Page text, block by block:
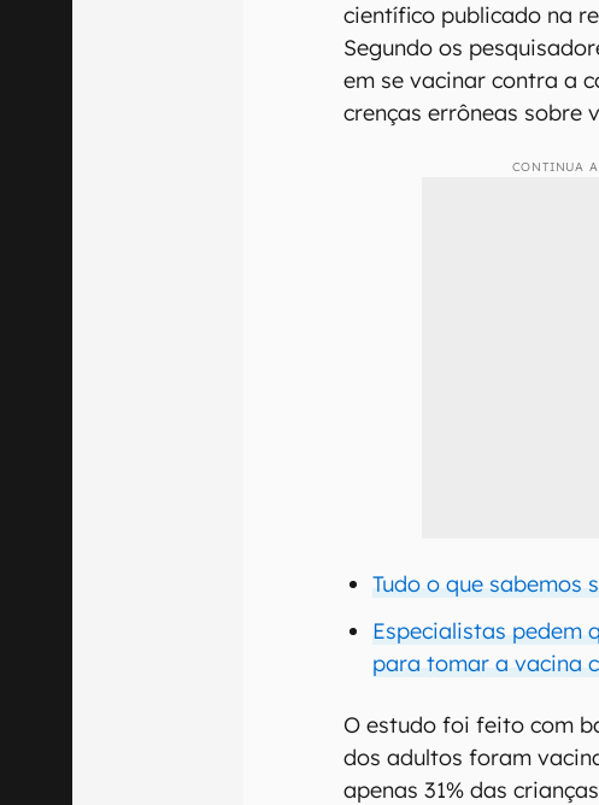
científico publicado na
Segundo os
em se vacinar contra a
crenças errôneas sobre
CONTINUA
Tudo o que sabemos
Especialistas pedem
para tomar a vacina
O estudo foi feito com
dos adultos foram
apenas 31% das